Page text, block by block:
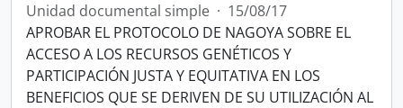
Unidad documental simple · 15/08/17
APROBAR EL PROTOCOLO DE NAGOYA SOBRE EL
ACCESO A LOS RECURSOS GENÉTICOS Y
PARTICIPACIÓN JUSTA Y EQUITATIVA EN LOS
BENEFICIOS QUE SE DERIVEN DE SU UTILIZACIÓN AL